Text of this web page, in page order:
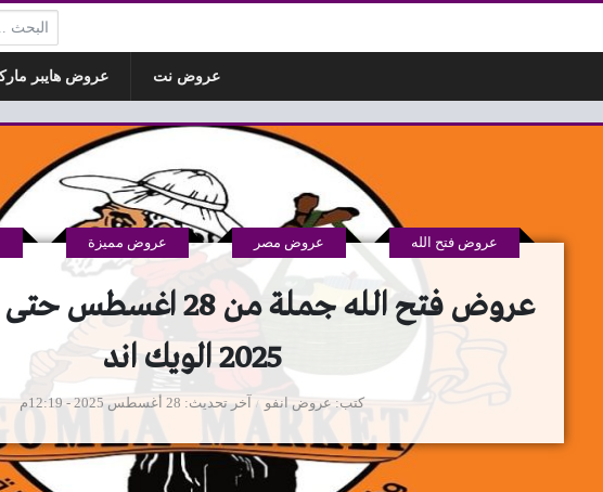
البحث:
عروض نت عروض هايبر
2025 الويك اند
كتب عروض انفو
عروض فتح الله عروض مصر عروض مميزة
آخر تحديث 28 أغسطس 2025 - 12:19م